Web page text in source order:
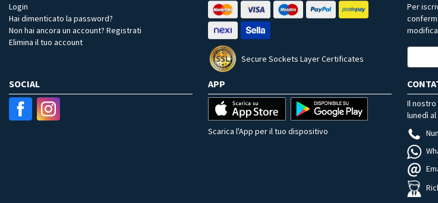
Login
Hai dimenticato la password?
Non hai ancora un account? Registrati
Elimina il tuo account
Secure Sockets Layer Certificates
Per
SOCIAL APP
Scarica l'App per il tuo dispositivo
Il
lunedì al